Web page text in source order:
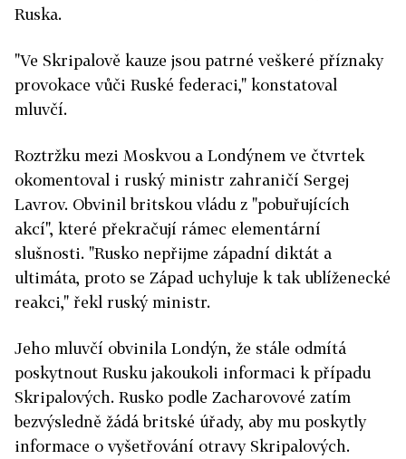
Ruska.
"Ve Skripalově kauze jsou patrné veškeré příznaky
provokace vůči Ruské federaci," konstatoval
mluvčí.
Roztržku mezi Moskvou a Londýnem ve čtvrtek
okomentoval i ruský ministr zahraničí Sergej
Lavrov. Obvinil britskou vládu z "pobuřujících
akcí", které překračují rámec elementární
slušnosti. "Rusko nepřijme západní diktát a
ultimáta, proto se Západ uchyluje k tak ublíženecké
reakci," řekl ruský ministr.
Jeho mluvčí obvinila Londýn, že stále odmítá
poskytnout Rusku jakoukoli informaci k případu
Skripalových. Rusko podle Zacharovové zatím
bezvýsledně žádá britské úřady, aby mu poskytly
informace o vyšetřování otravy Skripalových.